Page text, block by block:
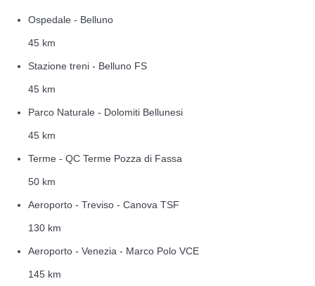
Ospedale - Belluno
45 km
Stazione treni - Belluno FS
45 km
Parco Naturale - Dolomiti Bellunesi
45 km
Terme - QC Terme Pozza di Fassa
50 km
Aeroporto - Treviso - Canova TSF
130 km
Aeroporto - Venezia - Marco Polo VCE
145 km